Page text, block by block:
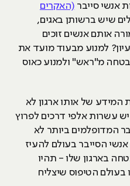
אנשי סייבר (האקרים
שיש ברשותן באגים,
אותם אנשים זוכים
למנוע מבעוד מועד את
מ"ראש" ולמנוע כאוס
המידע של אותו ארגון לא
יש עשרות אלפי דרכים לפרוץ
המדופלמים ביותר לא
הסייבר בעולם להעיז
בארגון שלו - תהיו
הטיפוס שיצליח